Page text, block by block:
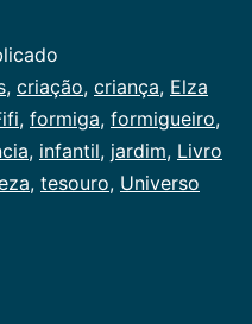
formiga
e
um
tesouro
, criação, criança, Elza
, formiga, formigueiro,
, infantil, jardim, Livro
, tesouro, Universo